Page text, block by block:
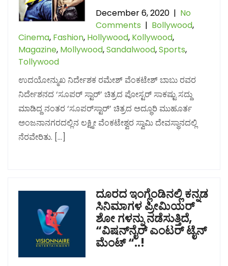
December 6, 2020 | No
Comments | Bollywood,
Cinema, Fashion, Hollywood, Kollywood,
Magazine, Mollywood,Sandalwood,Sports,
Tollywood
ಉದಯೋನ್ಮುಖ ನಿರ್ದೇಶಕ ರಮೇಶ್ ವೆಂಕಟೇಶ್​ ಬಾಬು ರವರ
ನಿರ್ದೇಶನದ ‘ಸೂಪರ್ ಸ್ಟಾರ್’ ಚಿತ್ರದ ಪೋಸ್ಟರ್ ಸಾಕಷ್ಟು ಸದ್ದು
ಮಾಡಿದ್ದ ನಂತರ ‘ಸೂಪರ್​ಸ್ಟಾರ್’ ಚಿತ್ರದ ಅದ್ಧೂರಿ ಮುಹೂರ್ತ
ಅಂಜನಾನಗರದಲ್ಲಿನ ಲಕ್ಷ್ಮೀ ವೆಂಕಟೇಶ್ವರ ಸ್ವಾಮಿ ದೇವಸ್ಥಾನದಲ್ಲಿ
ನೆರವೇರಿತು. […]
ದೂರದ ಇಂಗ್ಲೆಂಡಿನಲ್ಲಿ ಕನ್ನಡ
ಸಿನಿಮಾಗಳ ಪ್ರೀಮಿಯರ್
ಶೋ ಗಳನ್ನು ನಡೆಸುತ್ತಿದೆ,
“ವಿಷನ್‌ನೈರ್ ಎಂಟರ್ ಟೈನ್
ಮೆಂಟ್ “..!